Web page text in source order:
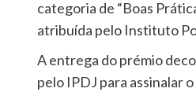
categoria de “Boas
atribuída pelo Instituto
A entrega do prémio
pelo IPDJ para assinalar